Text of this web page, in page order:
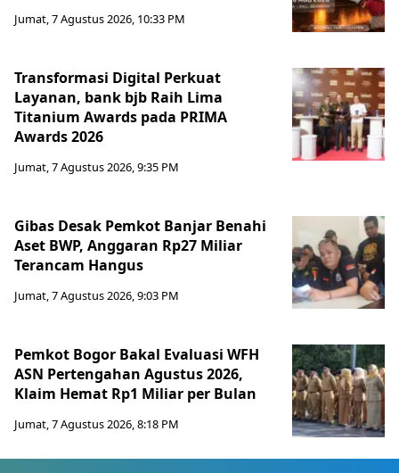
Jumat, 7 Agustus 2026, 10:33 PM
Transformasi Digital Perkuat
Layanan, bank bjb Raih Lima
Titanium Awards pada PRIMA
Awards 2026
Jumat, 7 Agustus 2026, 9:35 PM
Gibas Desak Pemkot Banjar Benahi
Aset BWP, Anggaran Rp27 Miliar
Terancam Hangus
Jumat, 7 Agustus 2026, 9:03 PM
Pemkot Bogor Bakal Evaluasi WFH
ASN Pertengahan Agustus 2026,
Klaim Hemat Rp1 Miliar per Bulan
Jumat, 7 Agustus 2026, 8:18 PM